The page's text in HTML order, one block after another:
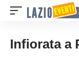
Infiorata a